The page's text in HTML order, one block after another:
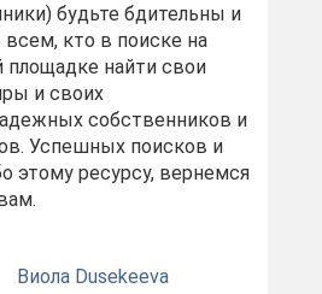
будьте бдительны и
кто в поиске на
площадке найти свои
и своих
собственников и
Успешных поисков и
этому ресурсу, вернемся
Виола Dusekeeva